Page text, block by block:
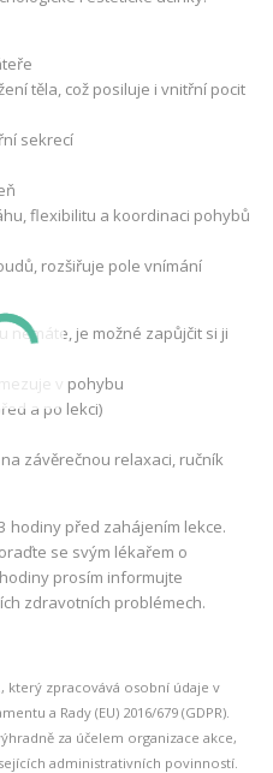
těla, což posiluje i vnitřní pocit
sekrecí
flexibilitu a koordinaci pohybů
rozšiřuje pole vnímání
nemáte, je možné zapůjčit si ji
v pohybu
a po lekci)
závěrečnou relaxaci, ručník
hodiny před zahájením lekce.
se svým lékařem o
prosím informujte
zdravotních problémech.
který zpracovává osobní údaje v
a Rady (EU) 2016/679 (GDPR).
za účelem organizace akce,
administrativních povinností.